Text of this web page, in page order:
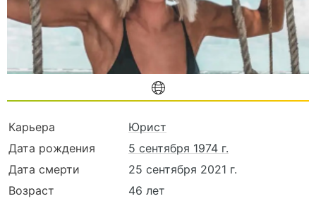
Карьера
Юрист
Дата рождения
5 сентября 1974 г.
Дата смерти
25 сентября 2021 г.
Возраст
46 лет